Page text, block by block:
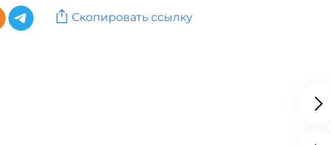
Скопировать ссылку